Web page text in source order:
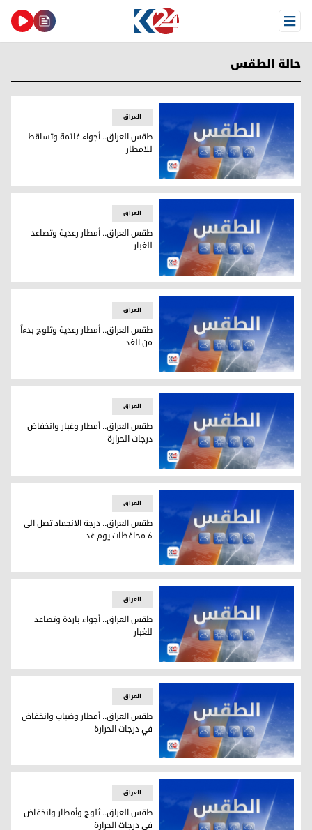
Open Menu
حالة الطقس
طقس العراق.. أجواء غائمة وتساقط للامطار
العراق
طقس العراق.. أجواء غائمة وتساقط
للامطار
طقس العراق.. أمطار رعدية وتصاعد للغبار
العراق
طقس العراق.. أمطار رعدية وتصاعد
للغبار
طقس العراق.. أمطار رعدية وثلوج بدءاً من الغد
العراق
طقس العراق.. أمطار رعدية وثلوج بدءاً
من الغد
طقس العراق.. أمطار وغبار وانخفاض درجات الحرارة
العراق
طقس العراق.. أمطار وغبار وانخفاض
درجات الحرارة
طقس العراق.. درجة الانجماد تصل الى 6 محافظات يوم غد
العراق
طقس العراق.. درجة الانجماد تصل الى
6 محافظات يوم غد
طقس العراق.. أجواء باردة وتصاعد للغبار
العراق
طقس العراق.. أجواء باردة وتصاعد
للغبار
طقس العراق.. أمطار وضباب وانخفاض في درجات الحرارة
العراق
طقس العراق.. أمطار وضباب وانخفاض
في درجات الحرارة
العراق
طقس العراق.. ثلوج وأمطار وانخفاض
في درجات الحرارة